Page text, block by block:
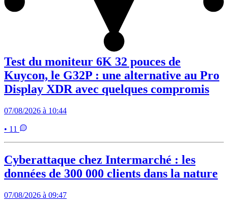
Test du moniteur 6K 32 pouces de
Kuycon, le G32P : une alternative au Pro
Display XDR avec quelques compromis
07/08/2026 à 10:44
• 11
Cyberattaque chez Intermarché : les
données de 300 000 clients dans la nature
07/08/2026 à 09:47